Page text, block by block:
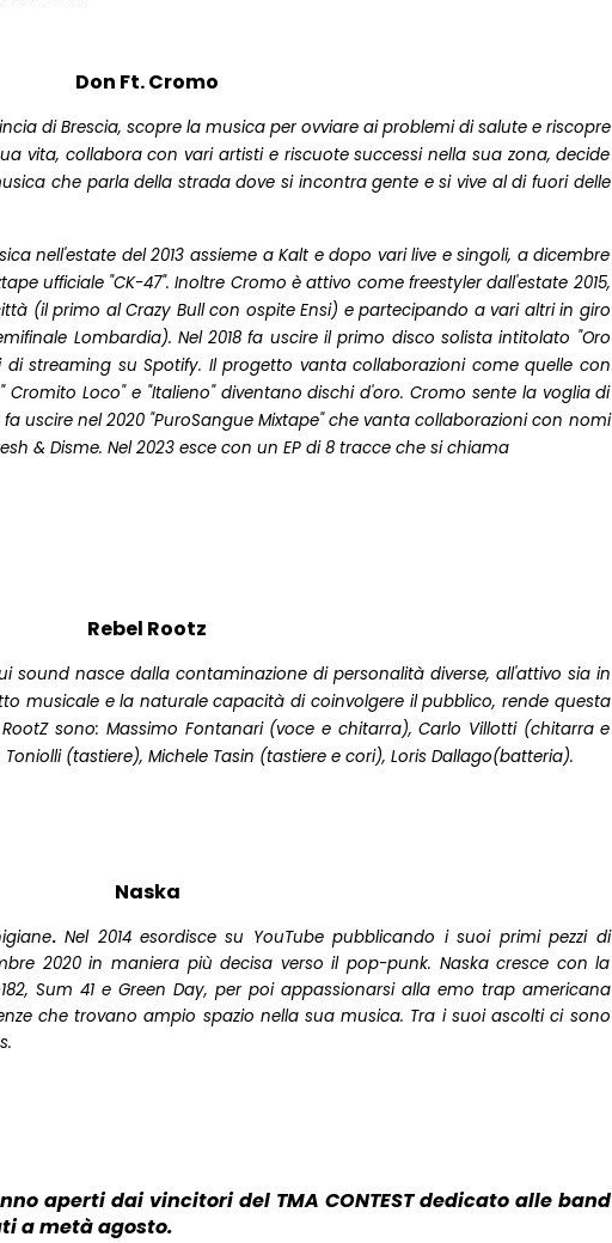
Don Ft. Cromo
di Brescia, scopre la musica per ovviare ai problemi di salute e riscopre
vita, collabora con vari artisti e riscuote successi nella sua zona, decide
che parla della strada dove si incontra gente e si vive al di fuori delle
nell'estate del 2013 assieme a Kalt e dopo vari live e singoli, a dicembre
ufficiale "CK-47". Inoltre Cromo è attivo come freestyler dall'estate 2015,
(il primo al Crazy Bull con ospite Ensi) e partecipando a vari altri in giro
Lombardia). Nel 2018 fa uscire il primo disco solista intitolato "Oro
streaming su Spotify. Il progetto vanta collaborazioni come quelle con
Cromito Loco" e "Italieno" diventano dischi d'oro. Cromo sente la voglia di
uscire nel 2020 "PuroSangue Mixtape" che vanta collaborazioni con nomi
& Disme. Nel 2023 esce con un EP di 8 tracce che si chiama
Rebel Rootz
sound nasce dalla contaminazione di personalità diverse, all'attivo sia in
musicale e la naturale capacità di coinvolgere il pubblico, rende questa
sono: Massimo Fontanari (voce e chitarra), Carlo Villotti (chitarra e
(tastiere), Michele Tasin (tastiere e cori), Loris Dallago(batteria).
Naska
.Nel 2014 esordisce su YouTube pubblicando i suoi primi pezzi di
2020 in maniera più decisa verso il pop-punk. Naska cresce con la
, Sum 41e Green Day, per poi appassionarsi alla emo trapamericana
che trovano ampio spazio nella sua musica. Tra i suoi ascolti ci sono
.
aperti dai vincitori del TMA CONTEST dedicato alle band
a metà agosto.